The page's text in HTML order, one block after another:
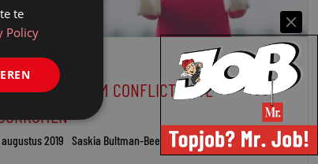
& CAPABILITIES
OM CONFLICTEN TE
2019 Saskia Bultman-Beele
te
Policy